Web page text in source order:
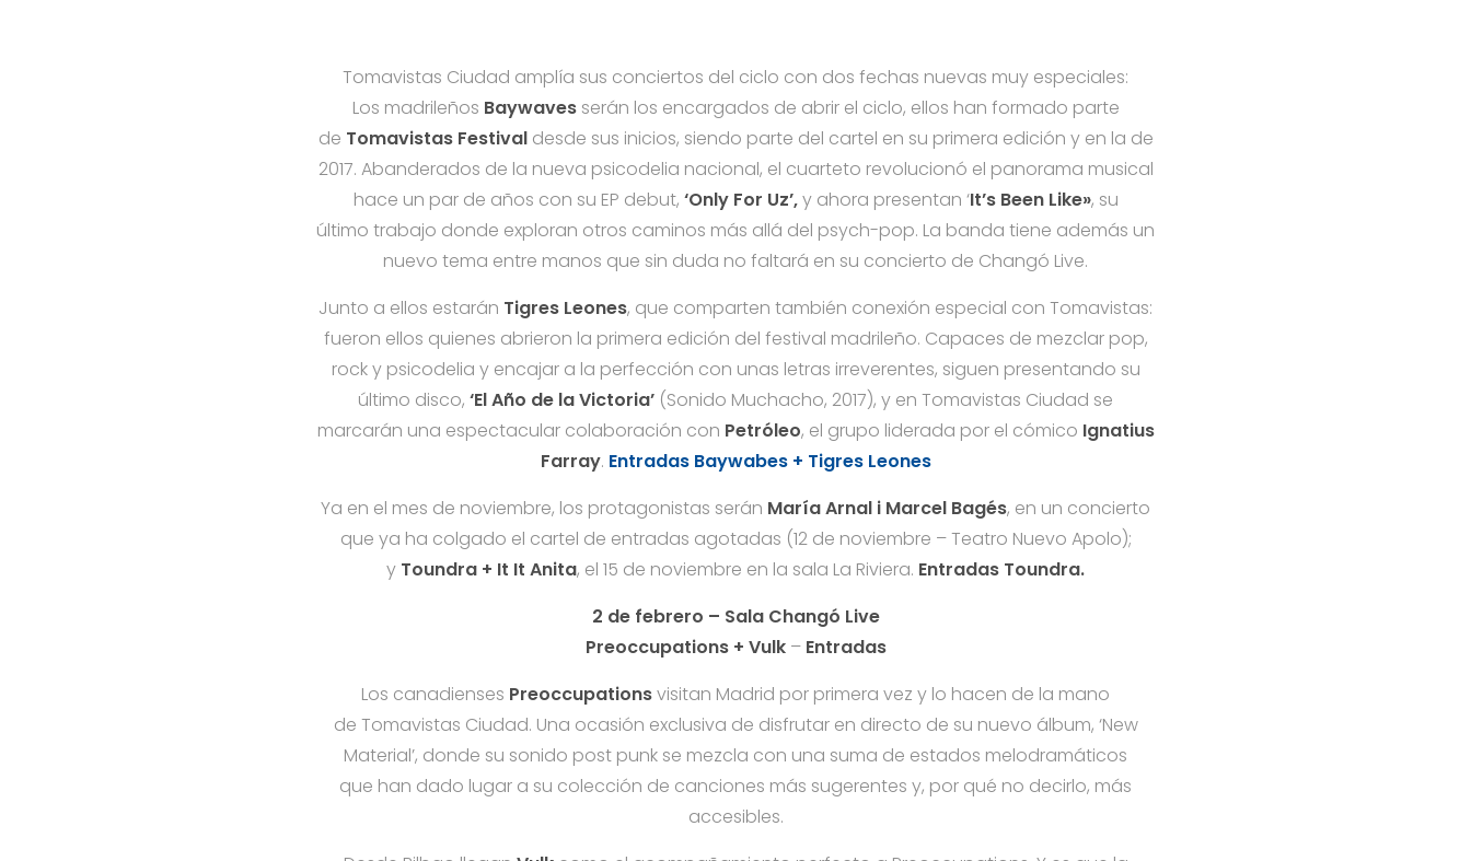
Tomavistas Ciudad amplía sus conciertos del ciclo con dos fechas nuevas muy especiales:
Los madrileños Baywaves serán los encargados de abrir el ciclo, ellos han formado parte
de TomavistasFestivaldesde sus inicios, siendo parte del cartel en su primera edición y en la de
2017. Abanderados de la nueva psicodelia nacional, el cuarteto revolucionó el panorama musical
hace un par de años con su EP debut, ‘Only For Uz’,y ahora presentan ‘It’s Been Like», su
último trabajo donde exploran otros caminos más allá del psych-pop. La banda tiene además un
nuevo tema entre manos que sin duda no faltará en su concierto de Changó Live.
Junto a ellos estarán Tigres Leones, que comparten también conexión especial con Tomavistas:
fueron ellos quienes abrieron la primera edición del festival madrileño. Capaces de mezclar pop,
rock y psicodelia y encajar a la perfección con unas letras irreverentes, siguen presentando su
último disco, ‘El Año de la Victoria’ (Sonido Muchacho, 2017), y en Tomavistas Ciudad se
marcarán una espectacular colaboración con Petróleo, el grupo liderada por el cómico Ignatius
Farray. Entradas Baywabes + Tigres Leones
Ya en el mes de noviembre, los protagonistas serán María Arnal i Marcel Bagés, en un concierto
que ya ha colgado el cartel de entradas agotadas (12 de noviembre – Teatro Nuevo Apolo);
y Toundra + It It Anita, el 15 de noviembre en la sala La Riviera. Entradas Toundra.
2 de febrero – Sala Changó Live
Preoccupations + Vulk – Entradas
Los canadienses Preoccupationsvisitan Madrid por primera vez y lo hacen de la mano
de Tomavistas Ciudad. Una ocasión exclusiva de disfrutar en directo de su nuevo álbum, ‘New
Material’, donde su sonido post punk se mezcla con una suma de estados melodramáticos
que han dado lugar a su colección de canciones más sugerentes y, por qué no decirlo, más
accesibles.